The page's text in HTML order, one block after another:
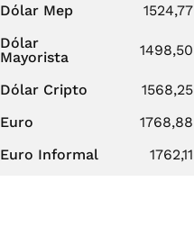
Dólar Mep 1524,77
Dólar
Mayorista
1498,50
Dólar Cripto 1568,25
Euro
1768,88
Euro Informal
1762,11